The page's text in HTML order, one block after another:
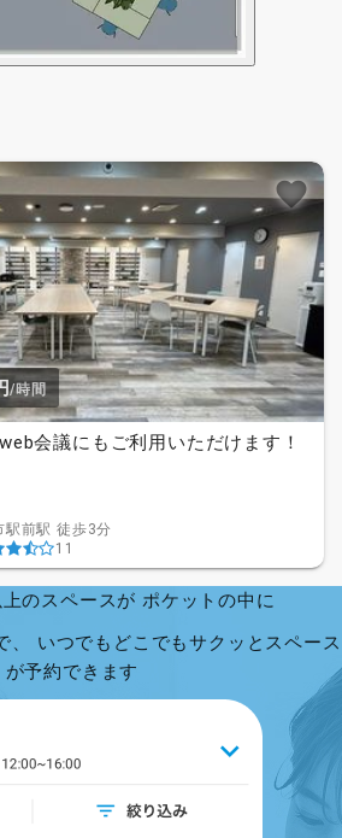
/時間
会議にもご利用いただけます！
駅前駅 徒歩3分
11
のスペースが ポケットの中に
、 いつでもどこでもサクッとスペース
が予約できます